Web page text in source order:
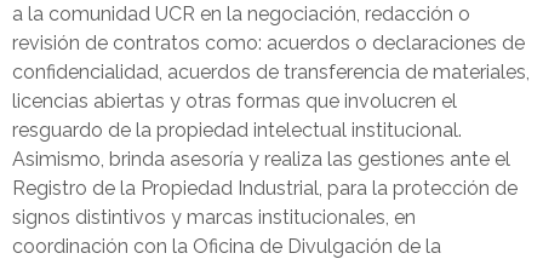
a la comunidad UCR en la negociación, redacción o
revisión de contratos como: acuerdos o declaraciones de
confidencialidad, acuerdos de transferencia de materiales,
licencias abiertas y otras formas que involucren el
resguardo de la propiedad intelectual institucional.
Asimismo, brinda asesoría y realiza las gestiones ante el
Registro de la Propiedad Industrial, para la protección de
signos distintivos y marcas institucionales, en
coordinación con la Oficina de Divulgación de la